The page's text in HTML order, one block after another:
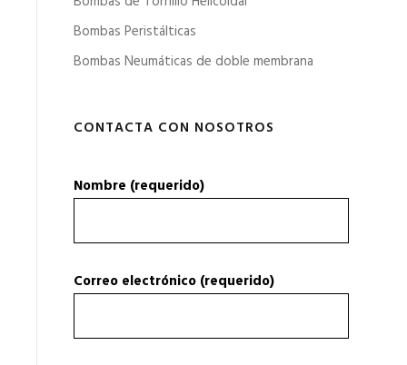
Bombas Peristálticas
Bombas Neumáticas de doble membrana
CONTACTA CON NOSOTROS
Nombre (requerido)
Correo electrónico (requerido)